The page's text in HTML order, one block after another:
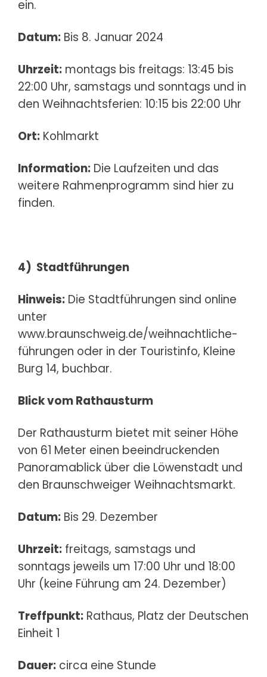
ein.
Datum: Bis 8. Januar 2024
Uhrzeit: montags bis freitags: 13:45 bis
22:00 Uhr, samstags und sonntags und in
den Weihnachtsferien: 10:15 bis 22:00 Uhr
Ort: Kohlmarkt
Information: Die Laufzeiten und das
weitere Rahmenprogramm sind hier zu
finden.
4) Stadtführungen
Hinweis: Die Stadtführungen sind online
unter
www.braunschweig.de/weihnachtliche-
führungen oder in der Touristinfo, Kleine
Burg 14, buchbar.
Blick vom Rathausturm
Der Rathausturm bietet mit seiner Höhe
von 61 Meter einen beeindruckenden
Panoramablick über die Löwenstadt und
den Braunschweiger Weihnachtsmarkt.
Datum: Bis 29. Dezember
Uhrzeit: freitags, samstags und
sonntags jeweils um 17:00 Uhr und 18:00
Uhr (keine Führung am 24. Dezember)
Treffpunkt: Rathaus, Platz der Deutschen
Einheit 1
Dauer: circa eine Stunde